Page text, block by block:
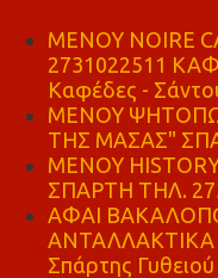
MENOY NOIRE
2731022511
Καφέδες -
ΜΕΝΟΥ
ΤΗΣ ΜΑΣΑΣ"
ΜΕΝΟΥ
ΣΠΑΡΤΗ ΤΗΛ.
ΑΦΑΙ
ΑΝΤΑΛΛΑΚΤΙΚΑ
Σπάρτης